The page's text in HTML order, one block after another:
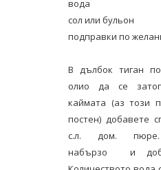
вода
сол или бульон
подправки по
В дълбок тиган
олио да се
каймата (аз този
постен) добавете
с.л. дом. пюре.
набързо и